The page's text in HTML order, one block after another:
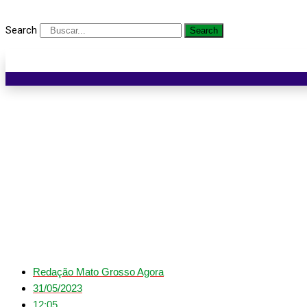
Search Search
Redação Mato Grosso Agora
31/05/2023
12:05